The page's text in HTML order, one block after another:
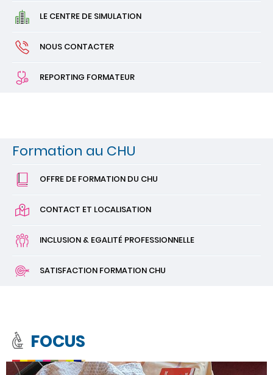
LE CENTRE DE SIMULATION
NOUS CONTACTER
REPORTING FORMATEUR
Formation au CHU
OFFRE DE FORMATION DU CHU
CONTACT ET LOCALISATION
INCLUSION & EGALITÉ PROFESSIONNELLE
SATISFACTION FORMATION CHU
FOCUS